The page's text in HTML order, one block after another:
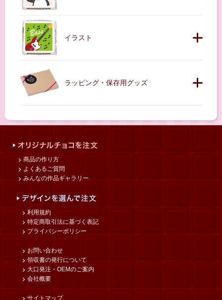
イラスト
ラッピング・保存用グッズ
商品の作り方
よくあるご質問
みんなの作品ギャラリー
利用規約
特定商取引法に基づく表記
プライバシーポリシー
お問い合わせ
領収書の発行について
大口発注・OEMのご案内
会社概要
サイトマップ